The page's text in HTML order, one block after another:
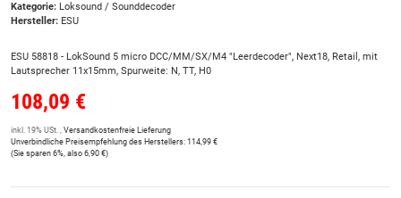
Kategorie: Loksound / Sounddecoder
Hersteller: ESU
ESU 58818 - LokSound 5 micro DCC/MM/SX/M4 "Leerdecoder", Next18, Retail, mit
Lautsprecher 11x15mm, Spurweite: N, TT, H0
108,09 €
inkl. 19% USt. , Versandkostenfreie Lieferung
Unverbindliche Preisempfehlung des Herstellers: 114,99 €
(Sie sparen 6%, also 6,90 €)